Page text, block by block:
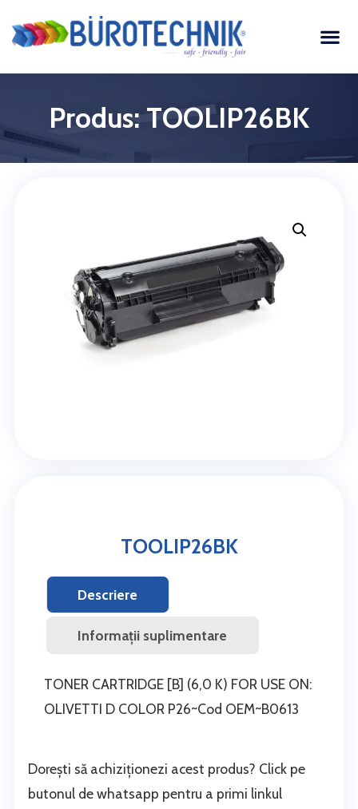
Produs: TOOLIP26BK
TOOLIP26BK
Descriere
Informații suplimentare
TONER CARTRIDGE [B] (6,0 K) FOR USE ON:
OLIVETTI D COLOR P26~Cod OEM~B0613
Dorești să achiziționezi acest produs? Click pe
butonul de whatsapp pentru a primi linkul